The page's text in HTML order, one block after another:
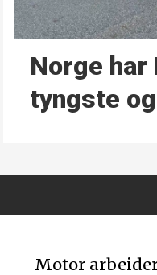
Norge har
tyngste
Motor